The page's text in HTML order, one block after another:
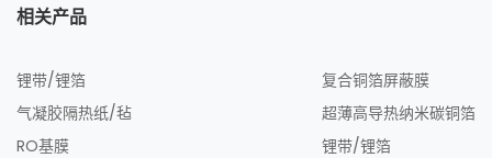
相关产品
锂带/锂箔
气凝胶隔热纸/毡
RO基膜
复合铜箔屏蔽膜
超薄高导热纳米碳铜箔
锂带/锂箔